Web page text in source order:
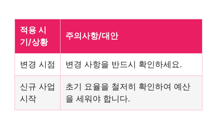
적용 시
기/상황
주의사항/대안
변경 시점 변경 사항을 반드시 확인하세요.
신규 사업
시작
초기 요율을 철저히 확인하여 예산
을 세워야 합니다.